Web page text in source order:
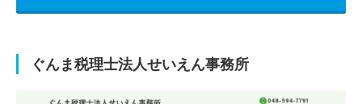
ぐんま税理士法人せいえん事務所